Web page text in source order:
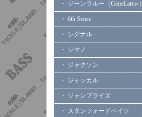
・ ジーンラルー（GeneLarew）
・ 6th Sense
・ シグナル
・ シマノ
・ ジャクソン
・ ジャッカル
・ ジャンプライズ
・ スタンフォードベイツ